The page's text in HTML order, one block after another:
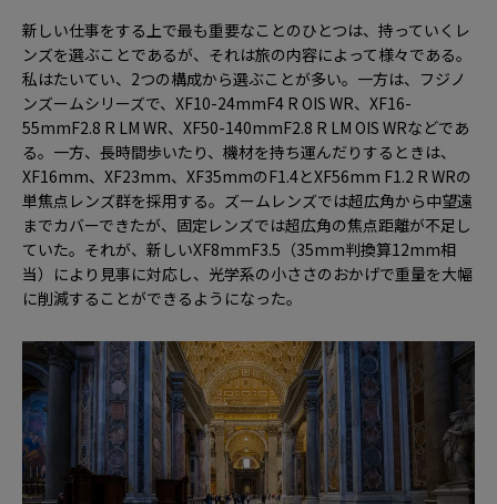
新しい仕事をする上で最も重要なことのひとつは、持っていくレ
ンズを選ぶことであるが、それは旅の内容によって様々である。
私はたいてい、2つの構成から選ぶことが多い。一方は、フジノ
ンズームシリーズで、XF10-24mmF4 R OIS WR、XF16-
55mmF2.8 R LM WR、XF50-140mmF2.8 R LM OIS WRなどであ
る。一方、長時間歩いたり、機材を持ち運んだりするときは、
XF16mm、XF23mm、XF35mmのF1.4とXF56mm F1.2 R WRの
単焦点レンズ群を採用する。ズームレンズでは超広角から中望遠
までカバーできたが、固定レンズでは超広角の焦点距離が不足し
ていた。それが、新しいXF8mmF3.5（35mm判換算12mm相
当）により見事に対応し、光学系の小ささのおかげで重量を大幅
に削減することができるようになった。